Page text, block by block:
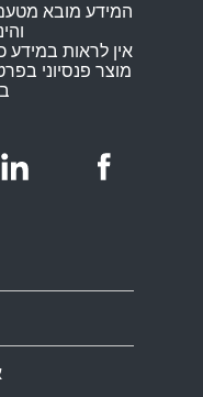
המידע מובא
אין לראות
מוצר פנסיוני